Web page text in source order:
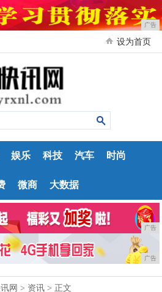
广告
设为首页
娱乐 科技 汽车 时尚
微商 大数据
广告
广告
网 > 资讯 > 正文